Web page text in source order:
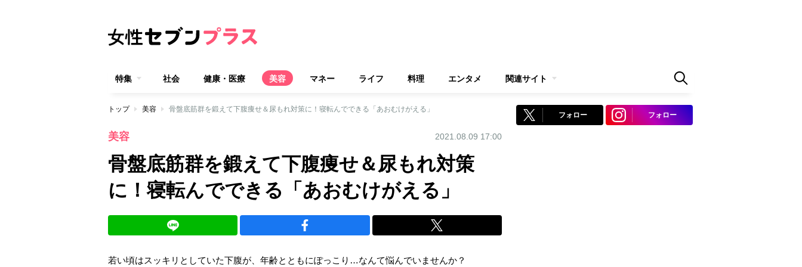
特集 社会 健康・医療 美容 マネー ライフ 料理 エンタメ 関連サイト
トップ 美容 骨盤底筋群を鍛えて下腹痩せ＆尿もれ対策に！寝転んでできる「あおむけがえる」
美容 2021.08.09 17:00
骨盤底筋群を鍛えて下腹痩せ＆尿もれ対策
に！寝転んでできる「あおむけがえる」
若い頃はスッキリとしていた下腹が、年齢とともにぽっこり…なんて悩んでいませんか？
フォロー フォロー